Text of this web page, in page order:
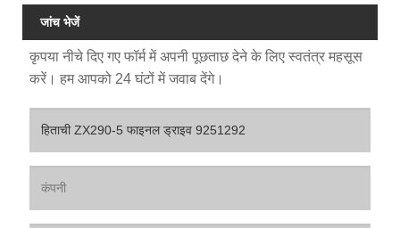
जांच भेजें
कृपया नीचे दिए गए फॉर्म में अपनी पूछताछ देने के लिए स्वतंत्र महसूस
करें। हम आपको 24 घंटों में जवाब देंगे।